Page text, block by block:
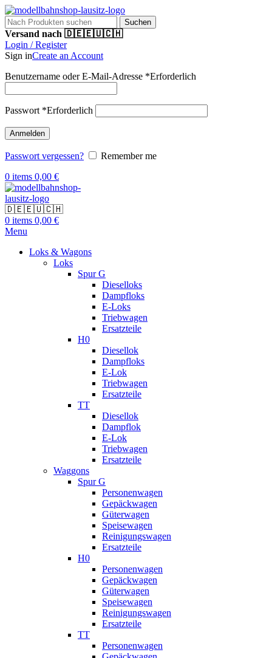
Suchen
Versand nach 🇩🇪🇪🇺🇨🇭
Login / Register
Sign inCreate an Account
Benutzername oder E-Mail-Adresse *Erforderlich
Passwort *Erforderlich
Anmelden
Passwort vergessen?
Remember me
0 items 0,00 €
🇩🇪🇪🇺🇨🇭
0 items 0,00 €
Menu
Loks & Wagons
Loks
Spur G
Dieselloks
Dampfloks
E-Loks
Triebwagen
Ersatzteile
H0
Diesellok
Dampfloks
E-Lok
Triebwagen
Ersatzteile
TT
Diesellok
Dampflok
E-Lok
Triebwagen
Ersatzteile
Waggons
Spur G
Personenwagen
Gepäckwagen
Güterwagen
Speisewagen
Reinigungswagen
Ersatzteile
H0
Personenwagen
Gepäckwagen
Güterwagen
Speisewagen
Reinigungswagen
Ersatzteile
TT
Personenwagen